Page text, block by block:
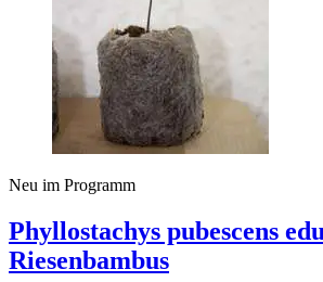
Neu im Programm
Phyllostachys pubescens
Riesenbambus